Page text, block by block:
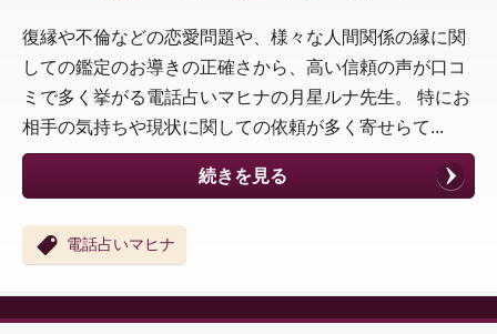
復縁や不倫などの恋愛問題や、様々な人間関係の縁に関
しての鑑定のお導きの正確さから、高い信頼の声が口コ
ミで多く挙がる電話占いマヒナの月星ルナ先生。 特にお
相手の気持ちや現状に関しての依頼が多く寄せらて...
続きを見る
電話占いマヒナ